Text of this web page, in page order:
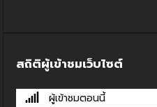
สถิติผู้เข้าชมเว็บไซต์
ผู้เข้าชมตอนนี้